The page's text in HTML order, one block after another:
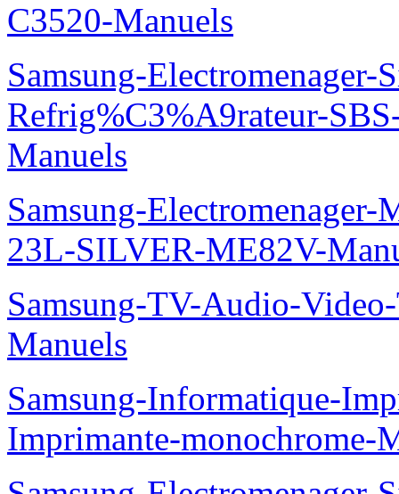
C3520-Manuels
Samsung-Electromenager-
Refrig%C3%A9rateur-
Manuels
Samsung-
23L-SILVER-ME82V-
Samsung-TV-Audio-
Manuels
Samsung-Informatique-
Imprimante-monochrome-